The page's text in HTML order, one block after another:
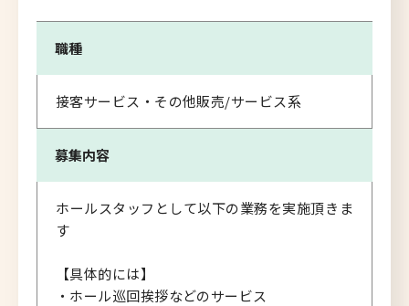
職種
接客サービス・その他販売/サービス系
募集内容
ホールスタッフとして以下の業務を実施頂きま
す
【具体的には】
・ホール巡回挨拶などのサービス